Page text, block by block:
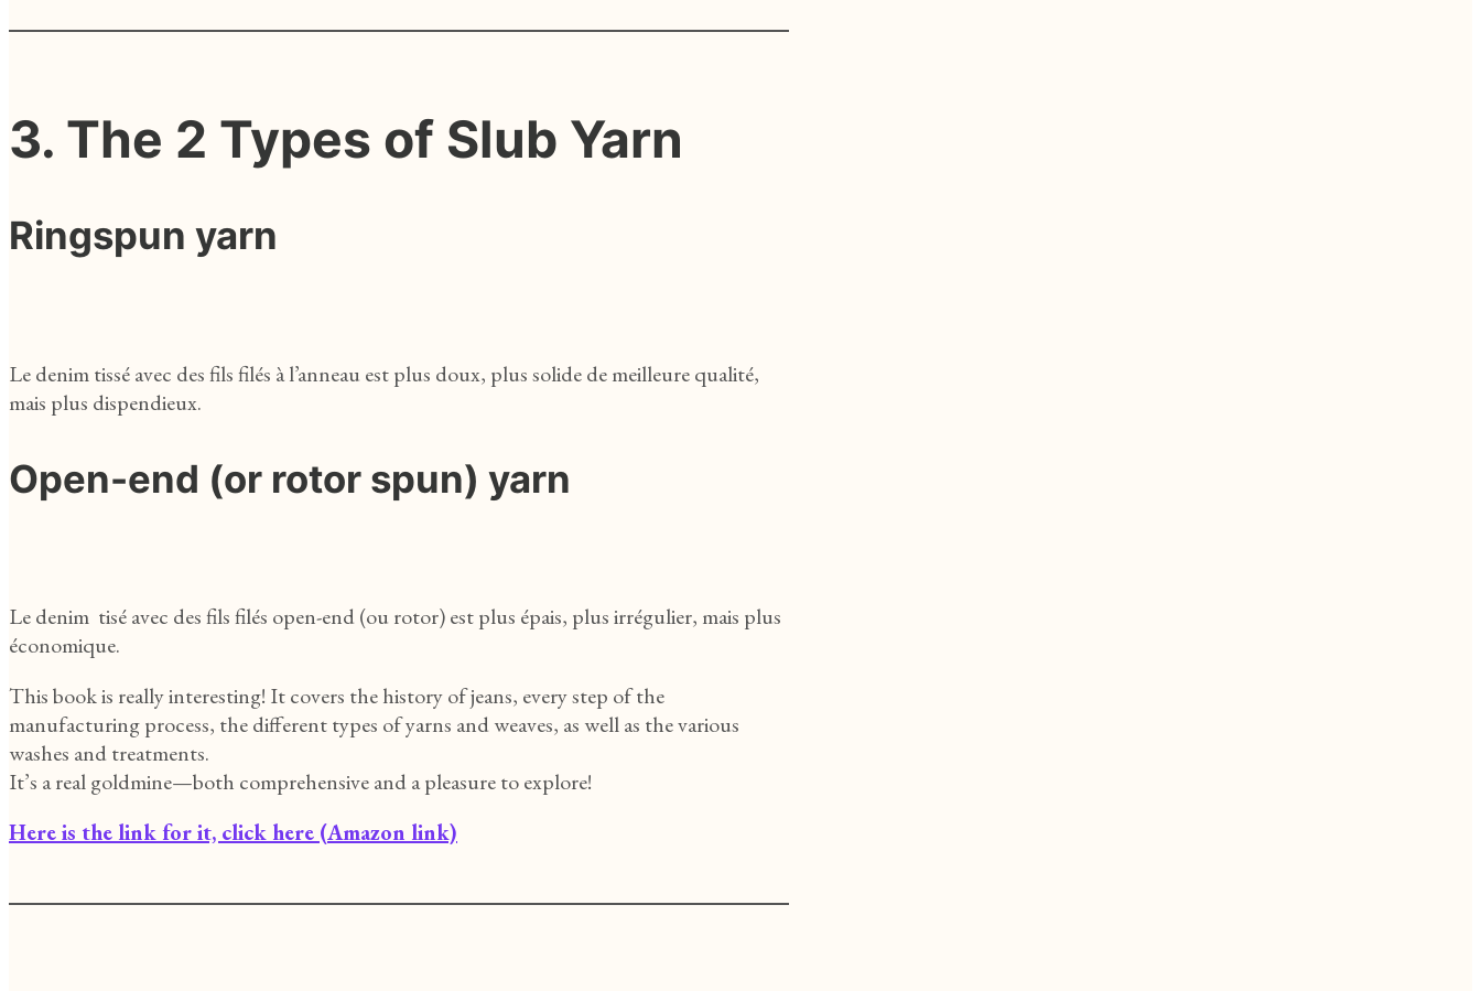
3. The 2 Types of Slub Yarn
Ringspun yarn
Le denim tissé avec des fils filés à l’anneau est plus doux, plus solide de meilleure qualité,
mais plus dispendieux.
Open-end (or rotor spun) yarn
Le denim tisé avec des fils filés open-end (ou rotor) est plus épais, plus irrégulier, mais plus
économique.
This book is really interesting! It covers the history of jeans, every step of the
manufacturing process, the different types of yarns and weaves, as well as the various
washes and treatments.
It’s a real goldmine—both comprehensive and a pleasure to explore!
Here is the link for it, click here (Amazon link)